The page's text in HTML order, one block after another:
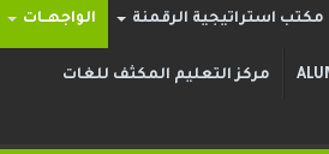
مكتب استراتيجية الرقمنة الواجهــات
مركز التعليم المكثف للغات